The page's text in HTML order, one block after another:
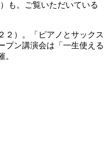
も。ご覧いただいている
２）。「ピアノとサックス
プン講演会は「一生使える
。